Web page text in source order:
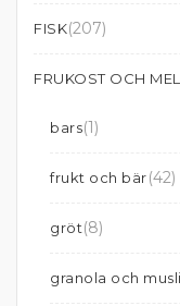
FISK(207)
FRUKOST OCH
bars(1)
frukt och bär(42)
gröt(8)
granola och musli